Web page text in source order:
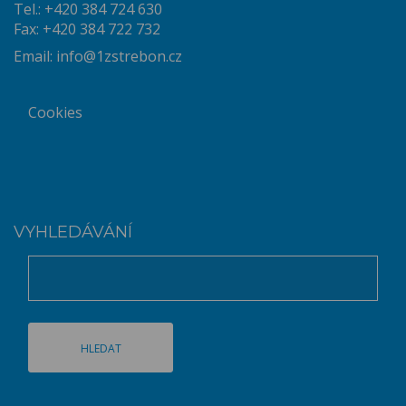
Tel.: +420 384 724 630
Fax: +420 384 722 732
Email: info@1zstrebon.cz
Cookies
VYHLEDÁVÁNÍ